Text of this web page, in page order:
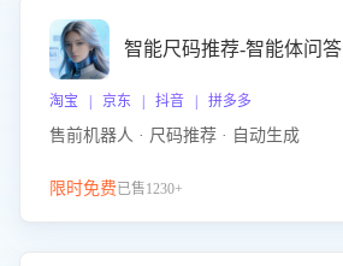
智能尺码推荐-智能体问答
淘宝 | 京东 | 抖音 | 拼多多
售前机器人 · 尺码推荐 · 自动生成
限时免费已售1230+